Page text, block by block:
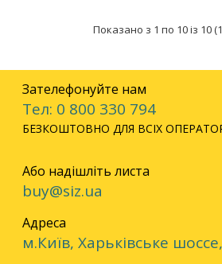
Показано з 1 по 10 із 10
Зателефонуйте нам
Тел: 0 800 330 794
БЕЗКОШТОВНО ДЛЯ ВСІХ
Або надішліть листа
buy@siz.ua
Адреса
м.Київ, Харьківське